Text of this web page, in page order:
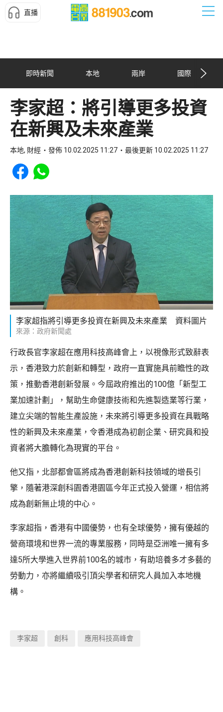
直播
即時新聞 本地 兩岸 國際
李家超：將引導更多投資
在新興及未來產業
本地, 財經 發佈 10.02.2025 11:27 最後更新 10.02.2025 11:27
Share to Facebook
Share to WhatsApp
李家超指將引導更多投資在新興及未來產業 資料圖片
來源：政府新聞處
行政長官李家超在應用科技高峰會上，以視像形式致辭表
示，香港致力於創新和轉型，政府一直實施具前瞻性的政
策，推動香港創新發展。今屆政府推出的100億「新型工
業加速計劃」，幫助生命健康技術和先進製造業等行業，
建立尖端的智能生產設施，未來將引導更多投資在具戰略
性的新興及未來產業，令香港成為初創企業、研究員和投
資者將大膽轉化為現實的平台。
他又指，北部都會區將成為香港創新科技領域的增長引
擎，隨著港深創科園香港園區今年正式投入營運，相信將
成為創新無止境的中心。
李家超指，香港有中國優勢，也有全球優勢，擁有優越的
營商環境和世界一流的專業服務，同時是亞洲唯一擁有多
達5所大學進入世界前100名的城市，有助培養多才多藝的
勞動力，亦將繼續吸引頂尖學者和研究人員加入本地機
構。
李家超 創科 應用科技高峰會